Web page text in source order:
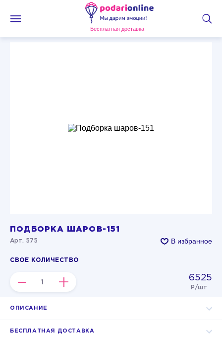
Бесплатная доставка
ПОДБОРКА ШАРОВ-151
Арт. 575 В избранное
СВОЕ КОЛИЧЕСТВО
– + 6525
Р/шт
ОПИСАНИЕ
БЕСПЛАТНАЯ ДОСТАВКА